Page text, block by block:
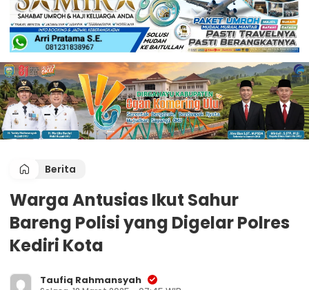
Berita
Warga Antusias Ikut Sahur
Bareng Polisi yang Digelar Polres
Kediri Kota
Taufiq Rahmansyah